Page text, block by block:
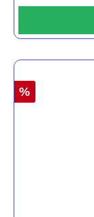
%